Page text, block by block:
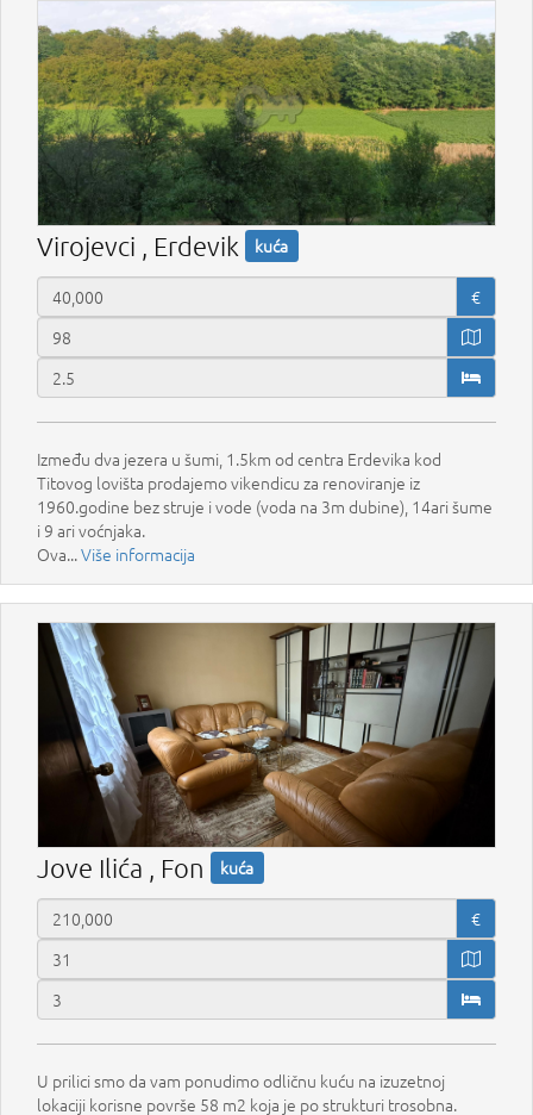
Virojevci , Erdevik kuća
€
Između dva jezera u šumi, 1.5km od centra Erdevika kod
Titovog lovišta prodajemo vikendicu za renoviranje iz
1960.godine bez struje i vode (voda na 3m dubine), 14ari šume
i 9 ari voćnjaka.
Ova...Više informacija
Jove Ilića , Fon kuća
€
U prilici smo da vam ponudimo odličnu kuću na izuzetnoj
lokaciji korisne površe 58 m2 koja je po strukturi trosobna.